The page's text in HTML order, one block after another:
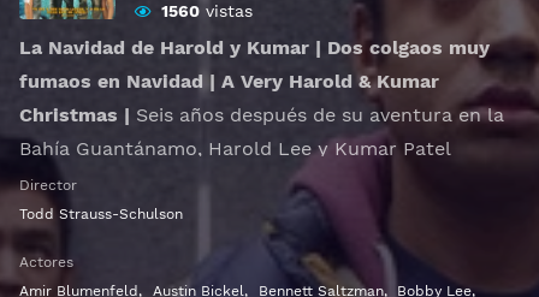
1560 vistas
La Navidad de Harold y Kumar | Dos colgaos muy
fumaos en Navidad | A Very Harold & Kumar
Christmas | Seis años después de su aventura en la
Bahía Guantánamo, Harold Lee y Kumar Patel
causan una crisis navideña cuando sin querer
incendian el árbol de Navidad del padre de Maria, la
esposa de Harold. A partir de ese momento su
navidad solo se centra en encontrar un árbol
Director
Todd Strauss-Schulson
Actores
Amir Blumenfeld , Austin Bickel, Bennett Saltzman, Bobby Lee,